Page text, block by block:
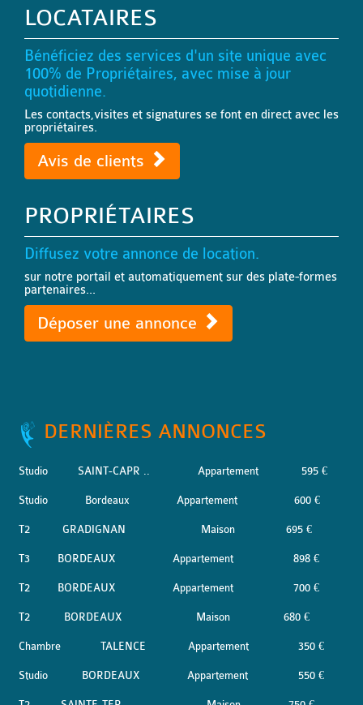
LOCATAIRES
Bénéficiez des services d'un site unique avec
100% de Propriétaires, avec mise à jour
quotidienne.
Les contacts,visites et signatures se font en direct avec les
propriétaires.
Avis de clients
PROPRIÉTAIRES
Diffusez votre annonce de location.
sur notre portail et automatiquement sur des plate-formes
partenaires...
Déposer une annonce
DERNIÈRES ANNONCES
Studio SAINT-CAPR .. Appartement 595 €
Studio Bordeaux Appartement 600 €
T2 GRADIGNAN Maison 695 €
T3 BORDEAUX Appartement 898 €
T2 BORDEAUX Appartement 700 €
T2 BORDEAUX Maison 680 €
Chambre TALENCE Appartement 350 €
Studio BORDEAUX Appartement 550 €